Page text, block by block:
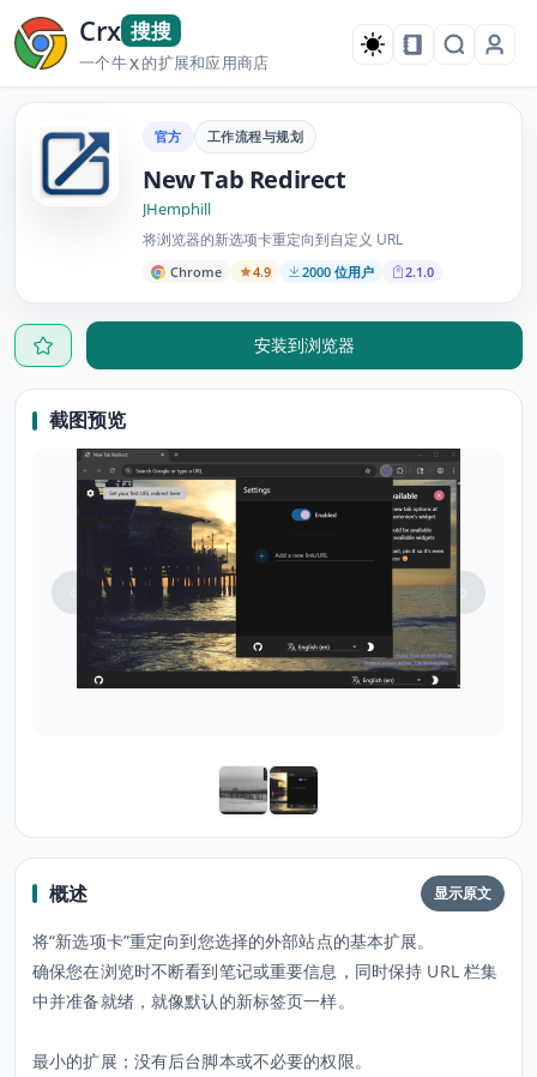
Crx 搜搜
一个牛X的扩展和应用商店
官方 工作流程与规划
New Tab Redirect
JHemphill
将浏览器的新选项卡重定向到自定义 URL
Chrome 4.9 2000 位用户 2.1.0
安装到浏览器
截图预览
概述 显示原文
将“新选项卡”重定向到您选择的外部站点的基本扩展。
确保您在浏览时不断看到笔记或重要信息，同时保持 URL 栏集
中并准备就绪，就像默认的新标签页一样。
最小的扩展；没有后台脚本或不必要的权限。